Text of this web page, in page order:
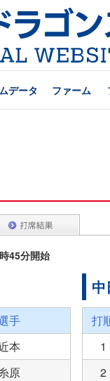
データ ファーム
45分開始
手
本
糸原
打
1
2